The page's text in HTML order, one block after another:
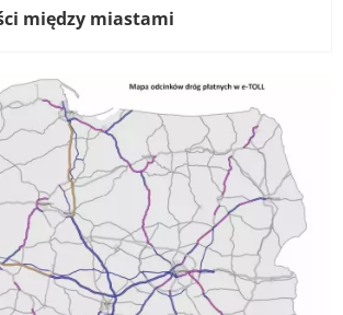
między miastami